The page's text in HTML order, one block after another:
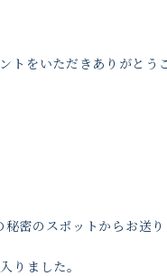
トをいただきありがとう
密のスポットからお送
りました。